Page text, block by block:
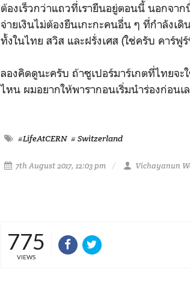
ต้องเร็วกว่าแถวที่เรายืนอยู่ตอนนี้ นอกจา
จ่ายเงินไม่ต้องยืนเกะกะคนอื่น ๆ ที่กำลังเ
ทั้งในไทย สวิส และฝรั่งเศส (ใช่ครับ คาร์
ลองคิดดูนะครับ ถ้าซูเปอร์มาร์เกตที่ไทยจ
ไหน ผมอยากให้พารากอนเริ่มนำร่องก่อนเ
#LifeAtCERN # Switzerland
7th August 2017, 12:03 pm Vichayanun
775
VIEWS